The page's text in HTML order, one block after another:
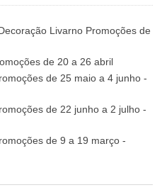
Livarno Promoções de
de 20 a 26 abril
de 25 maio a 4 junho -
de 22 junho a 2 julho -
de 9 a 19 março -